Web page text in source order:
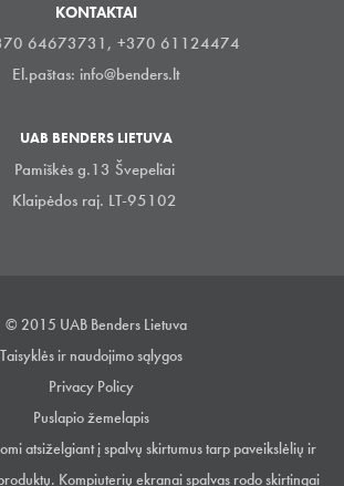
KONTAKTAI
64673731, +370 61124474
El.paštas: info@benders.lt
UAB BENDERS LIETUVA
Pamiškės g.13 Švepeliai
Klaipėdos raj. LT-95102
© 2015 UAB Benders Lietuva
Taisyklės ir naudojimo sąlygos
Privacy Policy
Puslapio žemelapis
atsiželgiant į spalvų skirtumus tarp paveikslėlių ir
Kompiuterių ekranai spalvas rodo skirtingai